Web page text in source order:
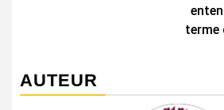
terme
AUTEUR